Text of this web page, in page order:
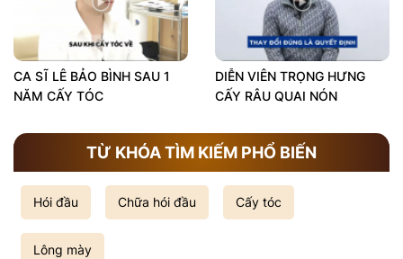
CA SĨ LÊ BẢO BÌNH SAU 1
NĂM CẤY TÓC
DIỄN VIÊN TRỌNG HƯNG
CẤY RÂU QUAI NÓN
TỪ KHÓA TÌM KIẾM PHỔ BIẾN
Hói đầu Chữa hói đầu Cấy tóc
Lông mày